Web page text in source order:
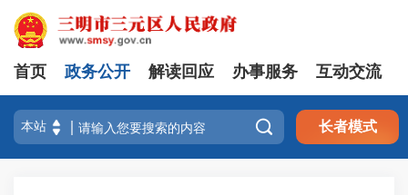
首页 政务公开 解读回应 办事服务 互动交流
 长者模式